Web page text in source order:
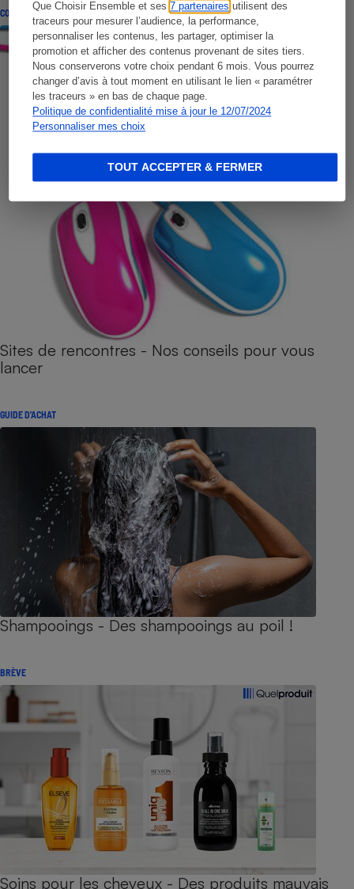
Que Choisir Ensemble et ses7 partenaires utilisent des
traceurs pour mesurer l’audience, la performance,
personnaliser les contenus, les partager, optimiser la
promotion et afficher des contenus provenant de sites tiers.
Nous conserverons votre choix pendant 6 mois. Vous pourrez
changer d’avis à tout moment en utilisant le lien « paramétrer
les traceurs » en bas de chaque page.
Politique de confidentialité mise à jour le 12/07/2024
Personnaliser mes choix
TOUT ACCEPTER & FERMER
CONSEILS
Sites de rencontres - Nos conseils pour vous
lancer
GUIDE D'ACHAT
Shampooings - Des shampooings au poil !
BRÈVE
Soins pour les cheveux - Des produits mauvais